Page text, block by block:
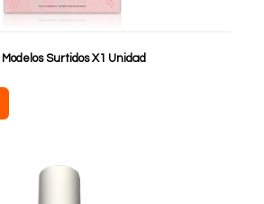
Surtidos X1 Unidad